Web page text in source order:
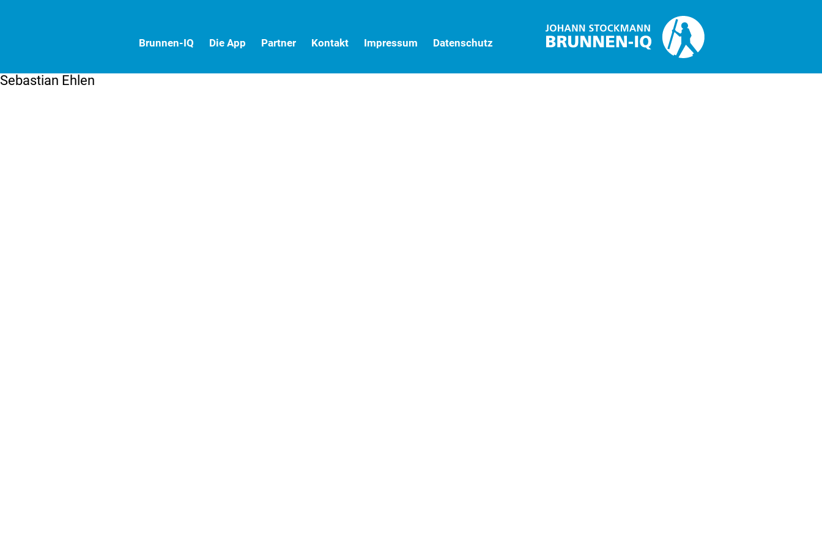
Brunnen-IQ
Brunnen-IQ Die App Partner Kontakt Impressum Datenschutz
Sebastian Ehlen